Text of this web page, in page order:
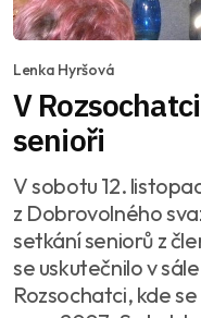
Lenka Hyršová
V
senioři
V sobotu 12.
z Dobrovolného
setkání seniorů z
se uskutečnilo v
Rozsochatci, kde